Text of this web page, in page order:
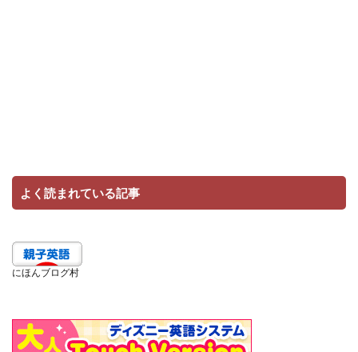
よく読まれている記事
にほんブログ村